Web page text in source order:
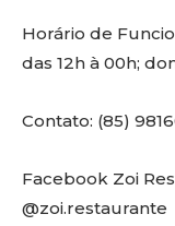
Horário de
das 12h à 00h;
Contato: (85)
Facebook Zoi
@zoi.restaurante